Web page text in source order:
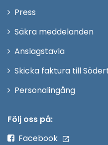
Press
fönster
Säkra meddelanden
Anslagstavla
Skicka faktura till
PersonalingångÖppna
Följ oss på:
Facebook